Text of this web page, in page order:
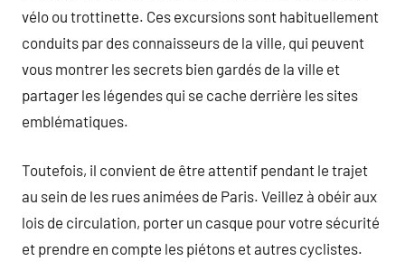
vélo ou trottinette. Ces excursions sont habituellement
conduits par des connaisseurs de la ville, qui peuvent
vous montrer les secrets bien gardés de la ville et
partager les légendes qui se cache derrière les sites
emblématiques.
Toutefois, il convient de être attentif pendant le trajet
au sein de les rues animées de Paris. Veillez à obéir aux
lois de circulation, porter un casque pour votre sécurité
et prendre en compte les piétons et autres cyclistes.